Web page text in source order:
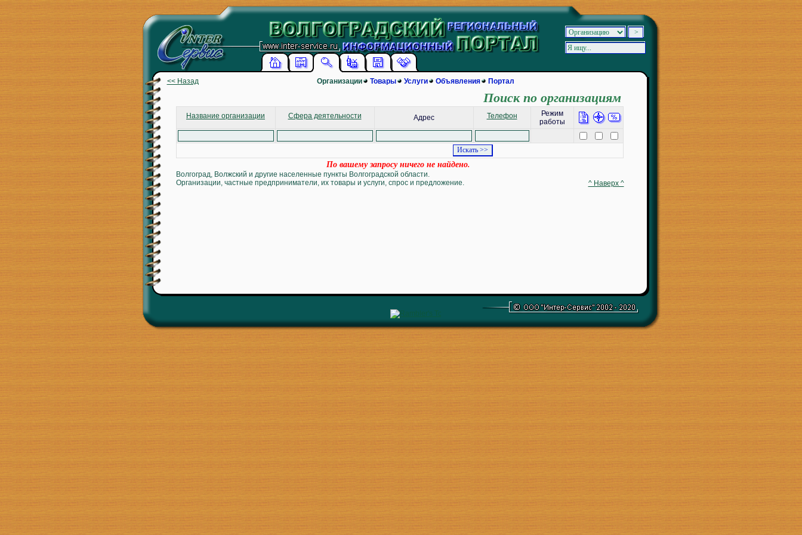
<< Назад Организации Товары Услуги Объявления Портал
Поиск по организациям
Название организации Сфера деятельности Адрес Телефон
Режим
работы
По вашему запросу ничего не найдено.
Волгоград, Волжский и другие населенные пункты Волгоградской области.
Организации, частные предприниматели, их товары и услуги, спрос и предложение.
^ Наверх ^